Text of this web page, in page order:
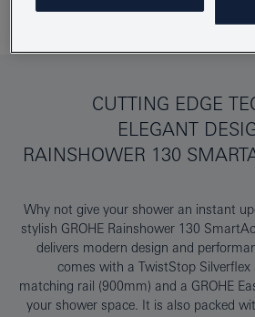
CUTTING EDGE
ELEGANT
RAINSHOWER 130
Why not give your shower an instant
stylish GROHE Rainshower 130
delivers modern design and
comes with a TwistStop Silverflex
matching rail (900mm) and a GROHE
your shower space. It is also packed